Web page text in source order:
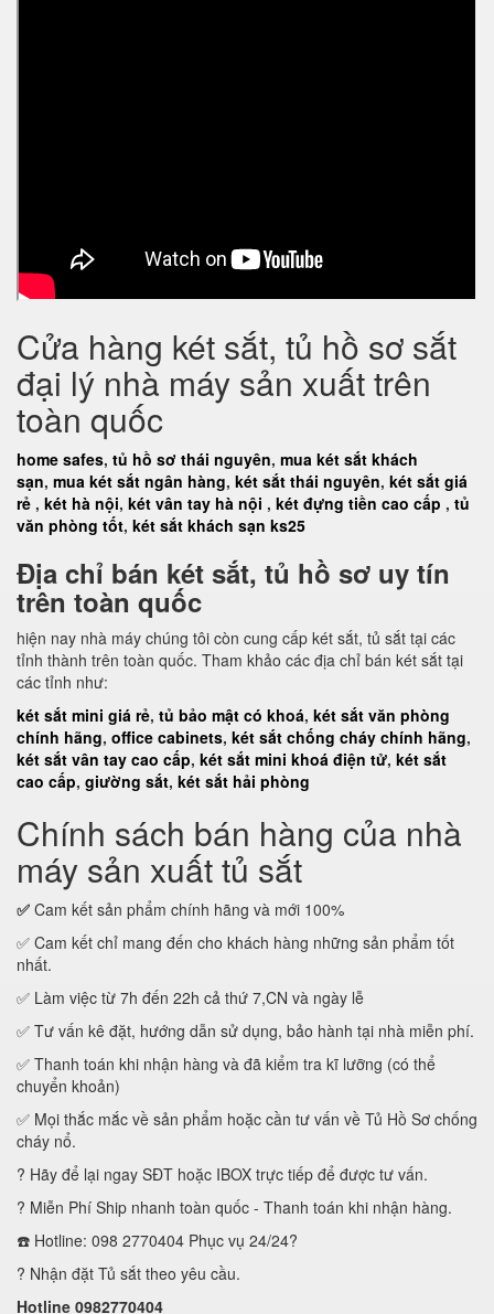
Cửa hàng két sắt, tủ hồ sơ sắt
đại lý nhà máy sản xuất trên
toàn quốc
home safes, tủ hồ sơ thái nguyên, mua két sắt khách
sạn, mua két sắt ngân hàng, két sắt thái nguyên, két sắt giá
rẻ , két hà nội, két vân tay hà nội , két đựng tiền cao cấp , tủ
văn phòng tốt, két sắt khách sạn ks25
Địa chỉ bán két sắt, tủ hồ sơ uy tín
trên toàn quốc
hiện nay nhà máy chúng tôi còn cung cấp két sắt, tủ sắt tại các
tỉnh thành trên toàn quốc. Tham khảo các địa chỉ bán két sắt tại
các tỉnh như:
két sắt mini giá rẻ, tủ bảo mật có khoá, két sắt văn phòng
chính hãng, office cabinets, két sắt chống cháy chính hãng,
két sắt vân tay cao cấp, két sắt mini khoá điện tử, két sắt
cao cấp, giường sắt, két sắt hải phòng
Chính sách bán hàng của nhà
máy sản xuất tủ sắt
✅ Cam kết sản phẩm chính hãng và mới 100%
✅ Cam kết chỉ mang đến cho khách hàng những sản phẩm tốt
nhất.
✅ Làm việc từ 7h đến 22h cả thứ 7,CN và ngày lễ
✅ Tư vấn kê đặt, hướng dẫn sử dụng, bảo hành tại nhà miễn phí.
✅ Thanh toán khi nhận hàng và đã kiểm tra kĩ lưỡng (có thể
chuyển khoản)
✅ Mọi thắc mắc về sản phẩm hoặc cần tư vấn về Tủ Hồ Sơ chống
cháy nổ.
? Hãy để lại ngay SĐT hoặc IBOX trực tiếp để được tư vấn.
? Miễn Phí Ship nhanh toàn quốc - Thanh toán khi nhận hàng.
☎️ Hotline: 098 2770404 Phục vụ 24/24?
? Nhận đặt Tủ sắt theo yêu cầu.
Hotline 0982770404